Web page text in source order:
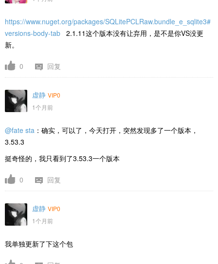
https://www.nuget.org/packages/SQLitePCLRaw.bundle_e_sqlite3#
versions-body-tab 2.1.11这个版本没有让弃用，是不是你VS没更
新。
0 回复
虚静 VIP0
1个月前
@fate sta ：确实，可以了，今天打开，突然发现多了一个版本，
3.53.3
挺奇怪的，我只看到了3.53.3一个版本
0 回复
虚静 VIP0
1个月前
我单独更新了下这个包